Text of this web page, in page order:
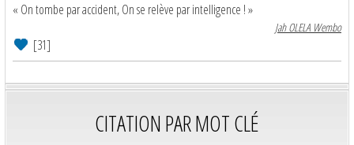
« On tombe par accident, On se relève par intelligence ! »
Jah OLELA Wembo
[31]
CITATION PAR MOT CLÉ